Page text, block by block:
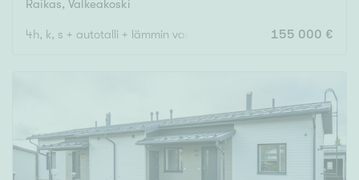
Raikas, Valkeakoski
4h, k, s + autotalli + lämmin varasto 155 000 €